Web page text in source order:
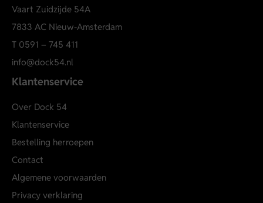
Vaart Zuidzijde 54A
7833 AC Nieuw-Amsterdam
T 0591 – 745 411
info@dock54.nl
Klantenservice
Over Dock 54
Klantenservice
Bestelling herroepen
Contact
Algemene voorwaarden
Privacy verklaring